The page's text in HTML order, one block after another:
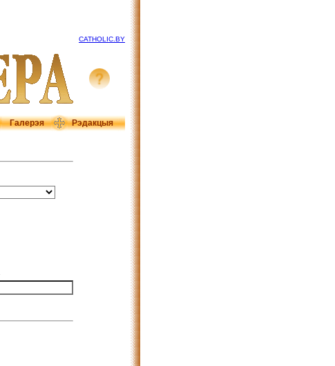
CATHOLIC.BY
Галерэя Рэдакцыя